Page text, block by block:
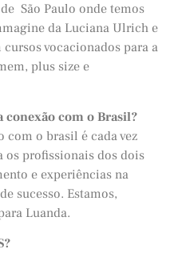
São Paulo onde temos
da Luciana Ulrich e
vocacionados para a
plus size e
conexão com o Brasil?
com o brasil é cada vez
os profissionais dos dois
e experiências na
sucesso. Estamos,
Luanda.